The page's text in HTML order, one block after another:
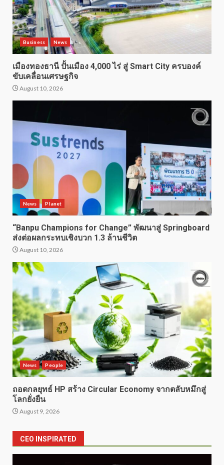
Business News
เมืองทองธานี ปั้นเมือง 4,000 ไร่ สู่ Smart City ครบองค์
ขับเคลื่อนเศรษฐกิจ
August 10, 2026
News Planet
“Banpu Champions for Change” พัฒนาสู่ Springboard
ส่งต่อผลกระทบเชิงบวก 1.3 ล้านชีวิต
August 10, 2026
News People
ถอดกลยุทธ์ HP สร้าง Circular Economy จากตลับหมึกสู่
โลกยั่งยืน
August 9, 2026
CEO INSPIRATED